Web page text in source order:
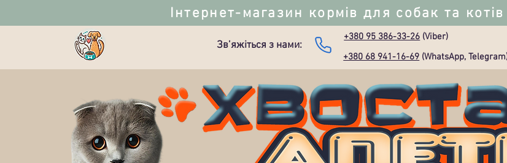
Інтернет-магазин кормів для собак та
Зв’яжіться з нами:
+380 95 386-33-26 (Viber)
+380 68 941-16-69 (WhatsApp,